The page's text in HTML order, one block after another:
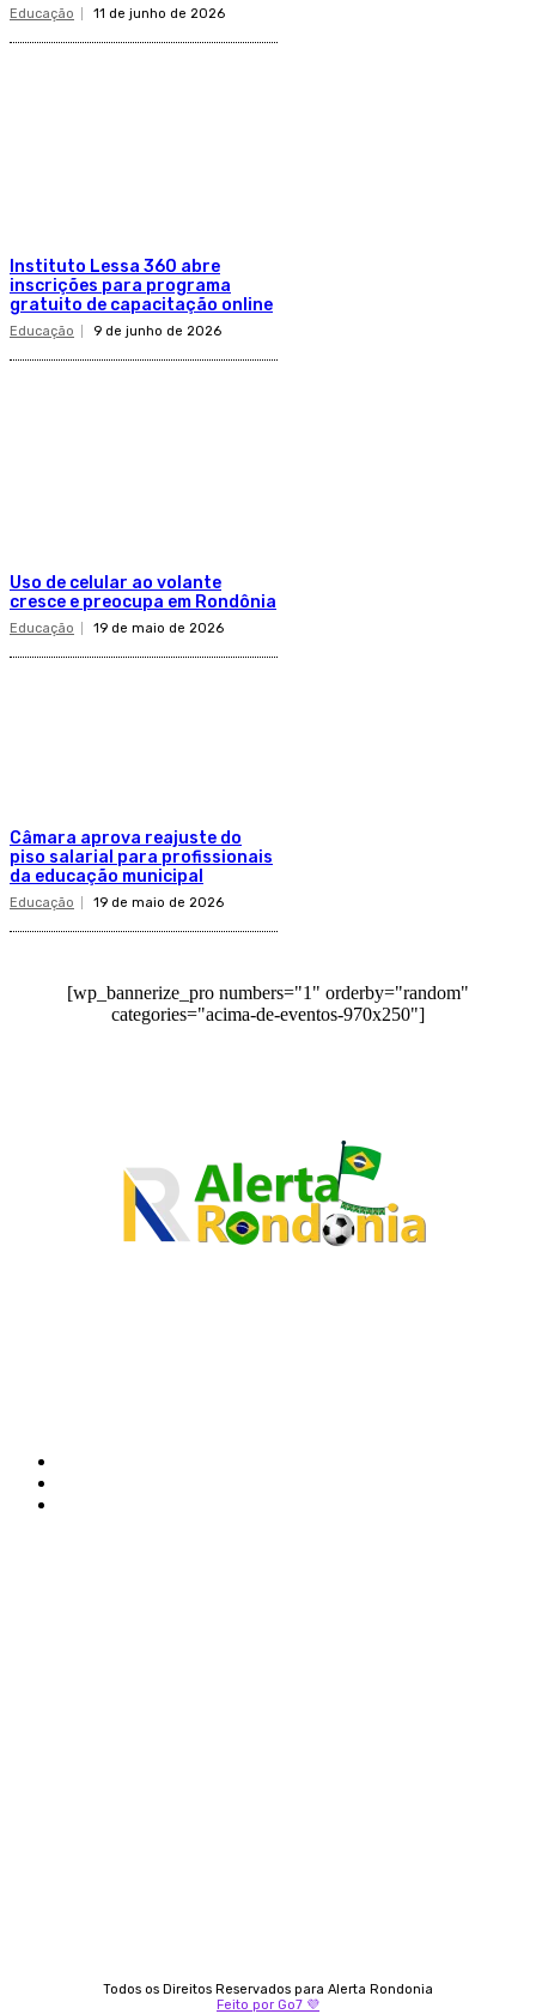
Educação 11 de junho de 2026
Instituto Lessa 360 abre
inscrições para programa
gratuito de capacitação online
Educação 9 de junho de 2026
Uso de celular ao volante
cresce e preocupa em Rondônia
Educação 19 de maio de 2026
Câmara aprova reajuste do
piso salarial para profissionais
da educação municipal
Educação 19 de maio de 2026
[wp_bannerize_pro numbers="1" orderby="random"
categories="acima-de-eventos-970x250"]
Todos os Direitos Reservados para Alerta Rondonia
Feito por Go7 💜